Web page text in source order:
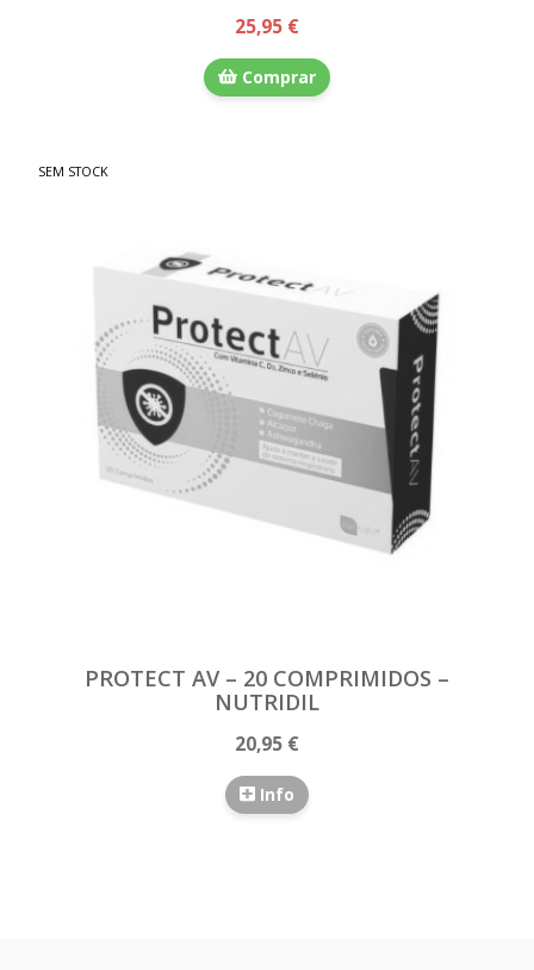
25,95 €
Comprar
SEM STOCK
PROTECT AV – 20 COMPRIMIDOS –
NUTRIDIL
20,95 €
Info